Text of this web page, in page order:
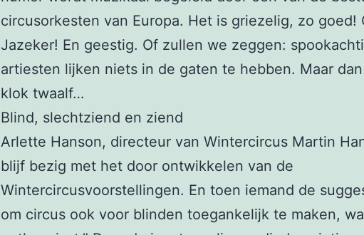
circusorkesten van Europa. Het is griezelig, zo goed!
Jazeker! En geestig. Of zullen we zeggen:
artiesten lijken niets in de gaten te hebben. Maar
klok twaalf…
Blind, slechtziend en ziend
Arlette Hanson, directeur van Wintercircus Martin
blijf bezig met het door ontwikkelen van de
Wintercircusvoorstellingen. En toen iemand de
om circus ook voor blinden toegankelijk te maken,